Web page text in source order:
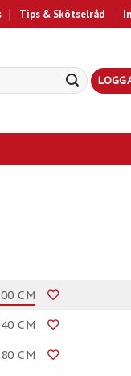
Tips & Skötselråd
CM
CM
CM